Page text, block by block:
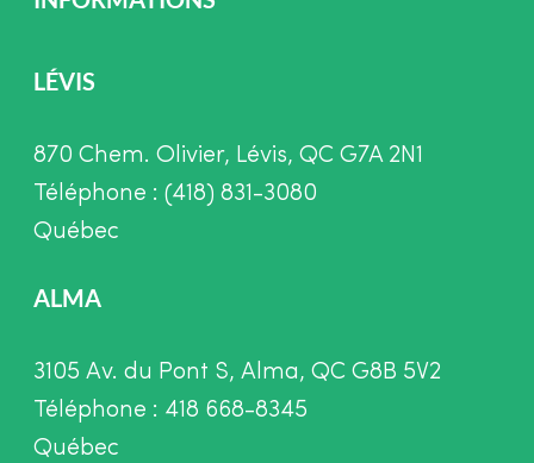
LÉVIS
870 Chem. Olivier, Lévis, QC G7A 2N1
Téléphone : (418) 831-3080
Québec
ALMA
3105 Av. du Pont S, Alma, QC G8B 5V2
Téléphone : 418 668-8345
Québec